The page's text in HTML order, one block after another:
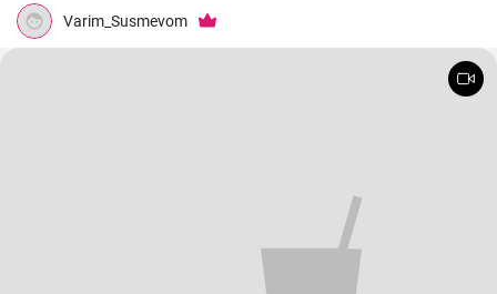
Varim_Susmevom